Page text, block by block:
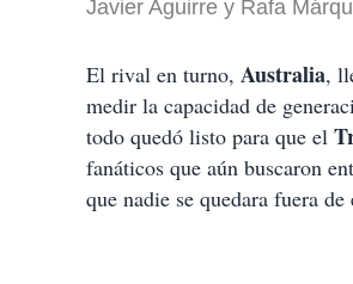
Javier Aguirre y Rafa
El rival en turno, Australia,
medir la capacidad de
todo quedó listo para que el
fanáticos que aún buscaron
que nadie se quedara fuera